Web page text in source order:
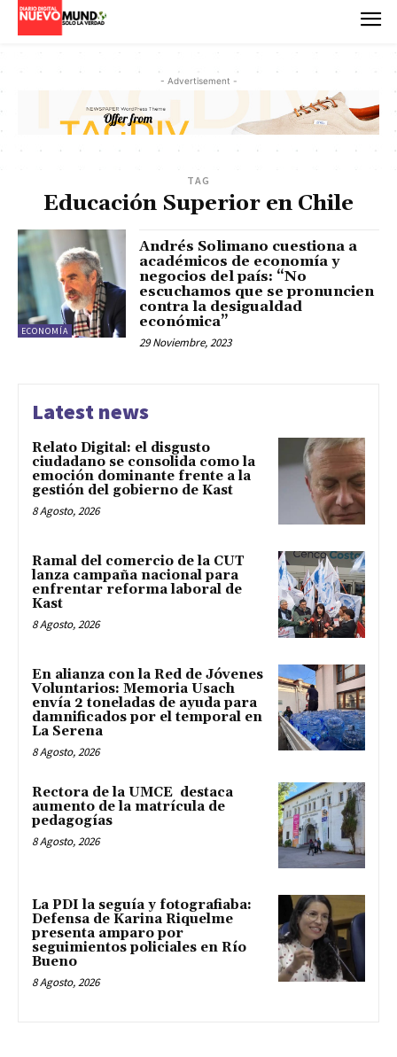
- Advertisement -
TAG
Educación Superior en Chile
ECONOMÍA
Andrés Solimano cuestiona a
académicos de economía y
negocios del país: “No
escuchamos que se pronuncien
contra la desigualdad
económica”
29 Noviembre, 2023
Latest news
Relato Digital: el disgusto
ciudadano se consolida como la
emoción dominante frente a la
gestión del gobierno de Kast
8 Agosto, 2026
Ramal del comercio de la CUT
lanza campaña nacional para
enfrentar reforma laboral de
Kast
8 Agosto, 2026
En alianza con la Red de Jóvenes
Voluntarios: Memoria Usach
envía 2 toneladas de ayuda para
damnificados por el temporal en
La Serena
8 Agosto, 2026
Rectora de la UMCE destaca
aumento de la matrícula de
pedagogías
8 Agosto, 2026
La PDI la seguía y fotografiaba:
Defensa de Karina Riquelme
presenta amparo por
seguimientos policiales en Río
Bueno
8 Agosto, 2026